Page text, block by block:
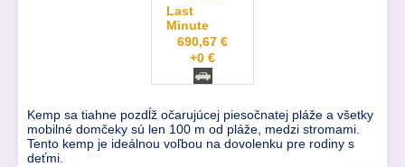
Last
Minute
690,67 €
+0 €
Kemp sa tiahne pozdĺž očarujúcej piesočnatej pláže a všetky
mobilné domčeky sú len 100 m od pláže, medzi stromami.
Tento kemp je ideálnou voľbou na dovolenku pre rodiny s
deťmi.